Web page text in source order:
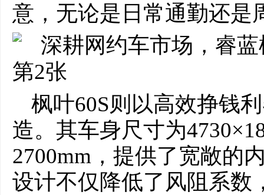
意，无论是日常通勤还是
枫叶60S则以高效挣钱
造。其车身尺寸为
2700mm，提供了宽敞的
设计不仅降低了风阻系数